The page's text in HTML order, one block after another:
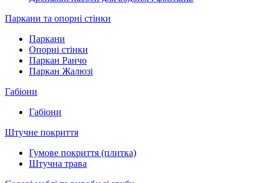
Паркани та опорні стінки
Паркани
Опорні стінки
Паркан Ранчо
Паркан Жалюзі
Габіони
Габіони
Штучне покриття
Гумове покриття (плитка)
Штучна трава